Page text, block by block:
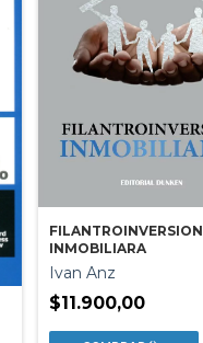
FILANTROINVERSION
INMOBILIARA
Ivan Anz
$11.900,00